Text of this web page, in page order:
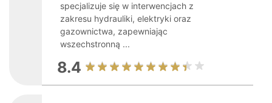
specjalizuje się w interwencjach z
zakresu hydrauliki, elektryki oraz
gazownictwa, zapewniając
wszechstronną ...
8.4